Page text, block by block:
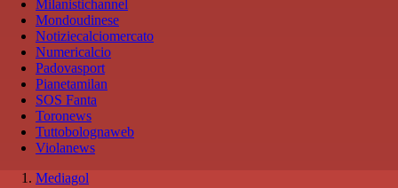
Milanistichannel
Mondoudinese
Notiziecalciomercato
Numericalcio
Padovasport
Pianetamilan
SOS Fanta
Toronews
Tuttobolognaweb
Violanews
Mediagol